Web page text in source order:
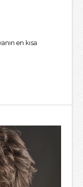
en kısa